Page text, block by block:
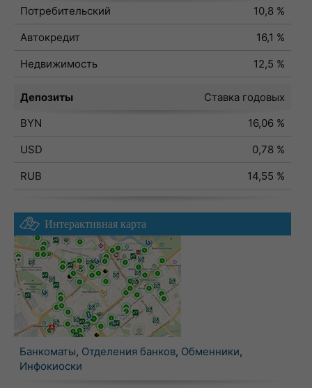
Потребительский
10,8 %
Автокредит
16,1 %
Недвижимость
12,5 %
Депозиты
Ставка годовых
BYN
16,06 %
USD
0,78 %
RUB
14,55 %
Интерактивная карта
Банкоматы, Отделения банков, Обменники,
Инфокиоски